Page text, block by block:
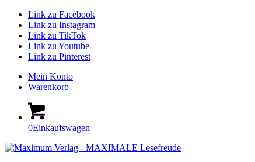
Link zu Facebook
Link zu Instagram
Link zu TikTok
Link zu Youtube
Link zu Pinterest
Mein Konto
Warenkorb
0Einkaufswagen